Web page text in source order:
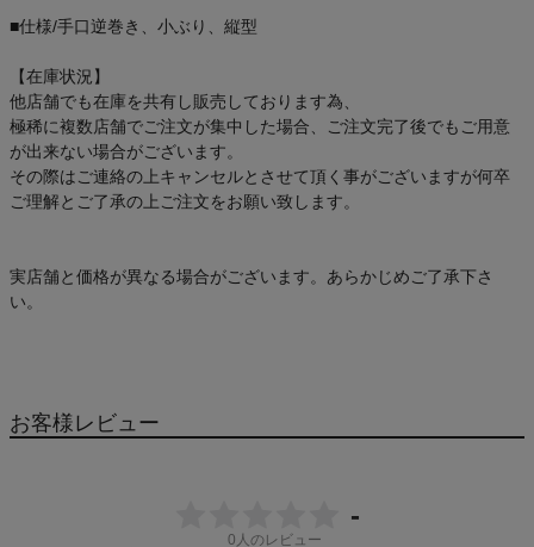
■仕様/手口逆巻き、小ぶり、縦型
【在庫状況】
他店舗でも在庫を共有し販売しております為、
極稀に複数店舗でご注文が集中した場合、ご注文完了後でもご用意
が出来ない場合がございます。
その際はご連絡の上キャンセルとさせて頂く事がございますが何卒
ご理解とご了承の上ご注文をお願い致します。
実店舗と価格が異なる場合がございます。あらかじめご了承下さ
い。
お客様レビュー
-
0 人のレビュー